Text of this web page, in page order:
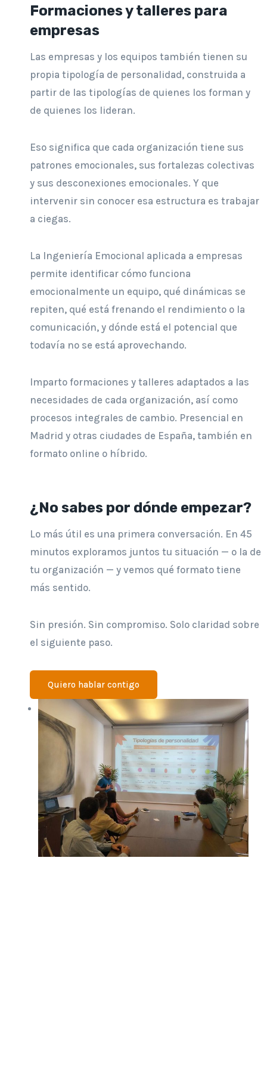
Formaciones y talleres para
empresas
Las empresas y los equipos también tienen su
propia tipología de personalidad, construida a
partir de las tipologías de quienes los forman y
de quienes los lideran.
Eso significa que cada organización tiene sus
patrones emocionales, sus fortalezas colectivas
y sus desconexiones emocionales. Y que
intervenir sin conocer esa estructura es trabajar
a ciegas.
La Ingeniería Emocional aplicada a empresas
permite identificar cómo funciona
emocionalmente un equipo, qué dinámicas se
repiten, qué está frenando el rendimiento o la
comunicación, y dónde está el potencial que
todavía no se está aprovechando.
Imparto formaciones y talleres adaptados a las
necesidades de cada organización, así como
procesos integrales de cambio. Presencial en
Madrid y otras ciudades de España, también en
formato online o híbrido.
¿No sabes por dónde empezar?
Lo más útil es una primera conversación. En 45
minutos exploramos juntos tu situación — o la de
tu organización — y vemos qué formato tiene
más sentido.
Sin presión. Sin compromiso. Solo claridad sobre
el siguiente paso.
Quiero hablar contigo